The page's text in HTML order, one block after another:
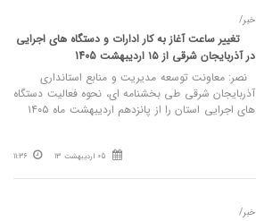
خبر/
تغییر ساعت آغاز به کار ادارات و دستگاه های اجرایی
در آذربایجان‌ شرقی از ۱۵ اردیبهشت 1405
نصر: معاونت توسعه مدیریت و منابع استانداری
آذربایجان شرقی طی بخشنامه‌ ای، نحوه فعالیت دستگاه‌
های اجرایی استان را از پانزدهم اردیبهشت ماه ۱۴۰۵
05 اردیبهشت 13 11:36
خبر/